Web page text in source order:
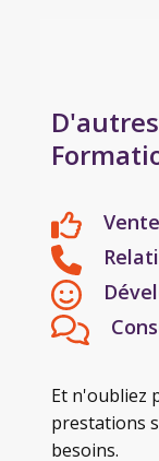
Et n'oubliez
prestations
besoins.